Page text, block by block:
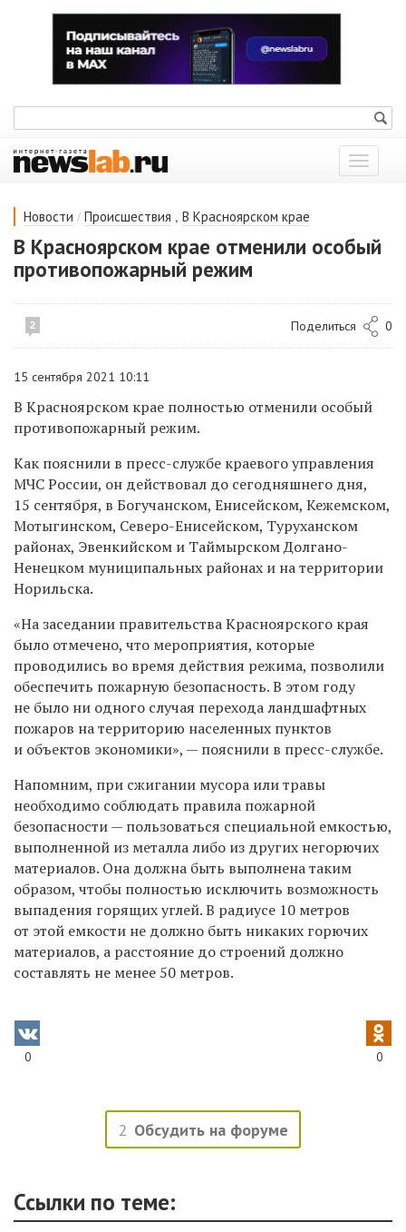
Показать
меню
Новости / Происшествия , В Красноярском крае
В Красноярском крае отменили особый
противопожарный режим
2 Поделиться 0
15 сентября 2021 10:11
В Красноярском крае полностью отменили особый
противопожарный режим.
Как пояснили в пресс-службе краевого управления
МЧС России, он действовал до сегодняшнего дня,
15 сентября, в Богучанском, Енисейском, Кежемском,
Мотыгинском, Северо-Енисейском, Туруханском
районах, Эвенкийском и Таймырском Долгано-
Ненецком муниципальных районах и на территории
Норильска.
«На заседании правительства Красноярского края
было отмечено, что мероприятия, которые
проводились во время действия режима, позволили
обеспечить пожарную безопасность. В этом году
не было ни одного случая перехода ландшафтных
пожаров на территорию населенных пунктов
и объектов экономики», — пояснили в пресс-службе.
Напомним, при сжигании мусора или травы
необходимо соблюдать правила пожарной
безопасности — пользоваться специальной емкостью,
выполненной из металла либо из других негорючих
материалов. Она должна быть выполнена таким
образом, чтобы полностью исключить возможность
выпадения горящих углей. В радиусе 10 метров
от этой емкости не должно быть никаких горючих
материалов, а расстояние до строений должно
составлять не менее 50 метров.
0 0
2 Обсудить на форуме
Ссылки по теме: